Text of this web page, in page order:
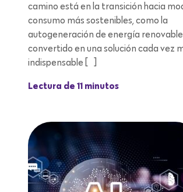
camino está en la transición hacia
consumo más sostenibles, como la
autogeneración de energía
convertido en una solución cada vez
indispensable […]
Lectura de 11 minutos